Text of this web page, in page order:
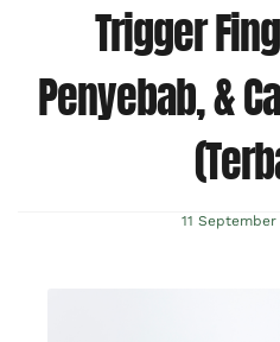
Trigger
Penyebab, &
11 September